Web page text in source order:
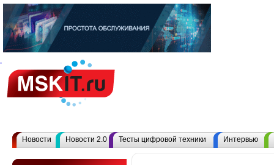
Новости Новости 2.0 Тесты цифровой техники Интервью